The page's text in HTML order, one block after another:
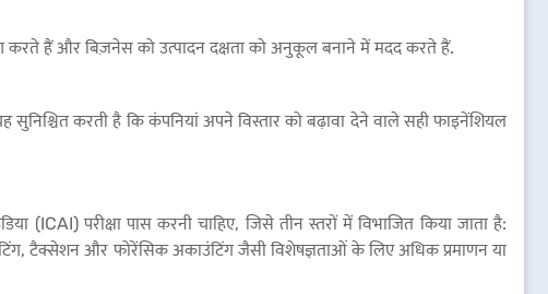
करते हैं और बिज़नेस को उत्पादन दक्षता को अनुकूल बनाने में मदद करते हैं.
करती है कि कंपनियां अपने विस्तार को बढ़ावा देने वाले सही फाइनेंशियल
(ICAI) परीक्षा पास करनी चाहिए, जिसे तीन स्तरों में विभाजित किया जाता है:
टैक्सेशन और फोरेंसिक अकाउंटिंग जैसी विशेषज्ञताओं के लिए अधिक प्रमाणन या